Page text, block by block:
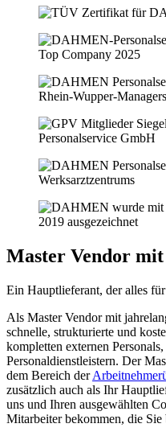
Master Vendor mit
Ein Hauptlieferant, der alles
Als Master Vendor mit
schnelle, strukturierte und
kompletten externen
Personaldienstleistern. Der
dem Bereich der
zusätzlich auch als Ihr
uns und Ihren ausgewählten
Mitarbeiter bekommen, die Sie